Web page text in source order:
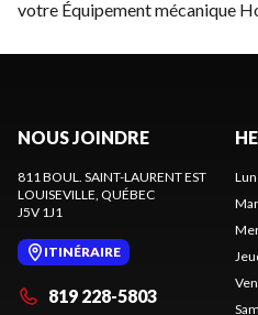
votre Équipement mécanique
NOUS JOINDRE
811 BOUL. SAINT-LAURENT EST
LOUISEVILLE, QUÉBEC
J5V 1J1
ITINÉRAIRE
819 228-5803